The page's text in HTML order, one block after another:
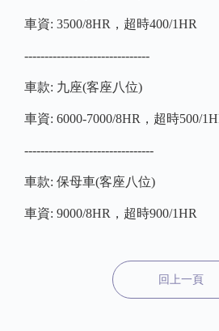
車資: 3500/8HR，超時400/1HR
-------------------------------
車款: 九座(客座八位)
車資: 6000-7000/8HR，超時500/
--------------------------------
車款: 保母車(客座八位)
車資: 9000/8HR，超時900/1HR
回上一頁